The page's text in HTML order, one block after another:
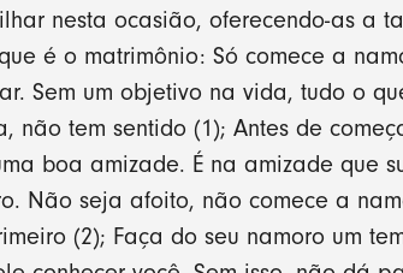
nesta ocasião, oferecendo-as a
é o matrimônio: Só comece a
Sem um objetivo na vida, tudo o
não tem sentido (1); Antes de
boa amizade. É na amizade que
Não seja afoito, não comece a
(2); Faça do seu namoro um